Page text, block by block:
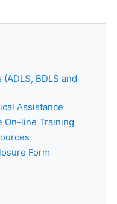
BDLS and
Assistance
On-line Training
Form